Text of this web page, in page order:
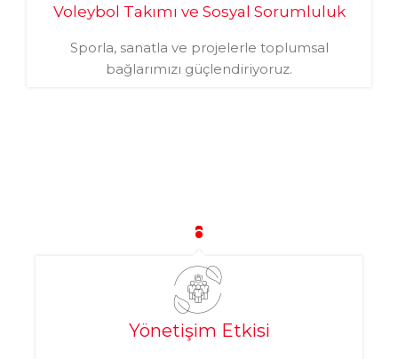
Voleybol Takımı ve Sosyal Sorumluluk
Sporla, sanatla ve projelerle toplumsal
bağlarımızı güçlendiriyoruz.
Yönetişim Etkisi